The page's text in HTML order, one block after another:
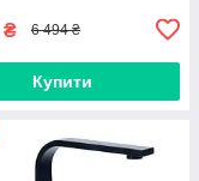
₴ 6 494 ₴
Купити